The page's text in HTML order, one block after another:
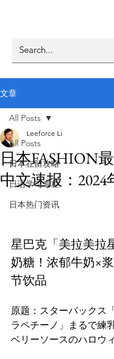
文章
All Posts
日本在留攻略
日语学习专栏
日本热门资讯
All Posts
日本FASHION
中文速报：2024
Leeforce Li
星巴克「美拉美拉
奶糖！浓郁牛奶×
节饮品
原题：スターバックス
ラペチーノ」まるで練